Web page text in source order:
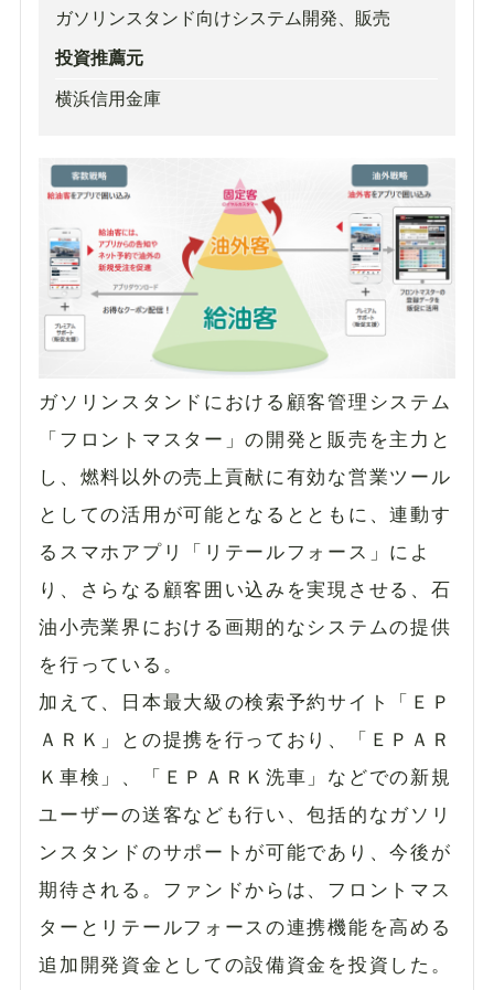
ガソリンスタンド向けシステム開発、販売
投資推薦元
横浜信用金庫
ガソリンスタンドにおける顧客管理システム
「フロントマスター」の開発と販売を主力と
し、燃料以外の売上貢献に有効な営業ツール
としての活用が可能となるとともに、連動す
るスマホアプリ「リテールフォース」によ
り、さらなる顧客囲い込みを実現させる、石
油小売業界における画期的なシステムの提供
を行っている。
加えて、日本最大級の検索予約サイト「ＥＰ
ＡＲＫ」との提携を行っており、「ＥＰＡＲ
Ｋ車検」、「ＥＰＡＲＫ洗車」などでの新規
ユーザーの送客なども行い、包括的なガソリ
ンスタンドのサポートが可能であり、今後が
期待される。ファンドからは、フロントマス
ターとリテールフォースの連携機能を高める
追加開発資金としての設備資金を投資した。